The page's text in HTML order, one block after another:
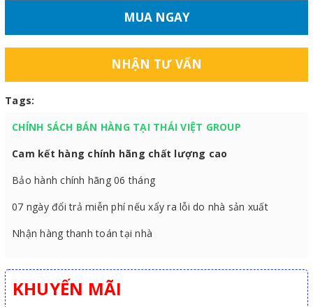
MUA NGAY
NHẬN TƯ VẤN
Tags:
CHÍNH SÁCH BÁN HÀNG TẠI THÁI VIỆT GROUP
Cam kết hàng chính hãng chất lượng cao
Bảo hành chính hãng 06 tháng
07 ngày đổi trả miễn phí nếu xẩy ra lỗi do nhà sản xuất
Nhận hàng thanh toán tại nhà
KHUYẾN MÃI